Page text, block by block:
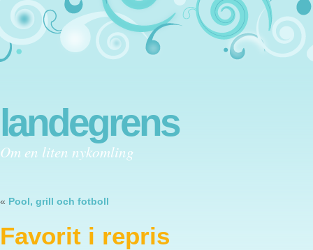
landegrens
Om en liten nykomling
« Pool, grill och fotboll
Favorit i repris